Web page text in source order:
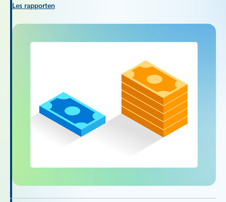
Les rapporten